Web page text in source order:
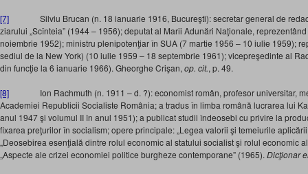
[7] Silviu Brucan (n. 18 ianuarie 1916, Bucureşti): secretar general de
ziarului „Scînteia” (1944 – 1956); deputat al Marii Adunări Naţionale,
noiembrie 1952); ministru plenipotenţiar în SUA (7 martie 1956 – 10 iulie 1959);
sediul de la New York) (10 iulie 1959 – 18 septembrie 1961); vicepreşedinte al
din funcţie la 6 ianuarie 1966). Gheorghe Crişan, op. cit., p. 49.
[8] Ion Rachmuth (n. 1911 – d. ?): economist român, profesor universitar,
Academiei Republicii Socialiste România; a tradus în limba română lucrarea lui
anul 1947 şi volumul II în anul 1951); a publicat studii îndeosebi cu privire la
fixarea preţurilor în socialism; opere principale: „Legea valorii şi temeiurile
„Deosebirea esenţială dintre rolul economic al statului socialist şi rolul economic
„Aspecte ale crizei economiei politice burgheze contemporane” (1965). Dicţionar